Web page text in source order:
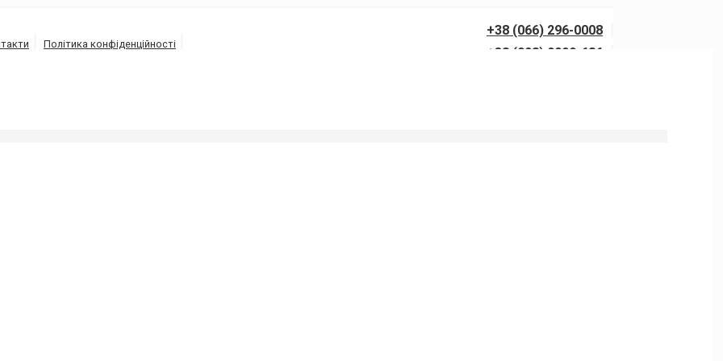
+38 (066) 296-0008
+38 (098) 0099-686
Політика конфіденційності
під високим тиском напором води від 150 до 300 бар із гарантією якості. Виїзд